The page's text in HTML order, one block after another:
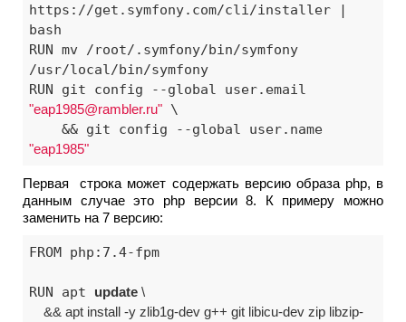
https://get.symfony.com/cli/installer |
bash
RUN mv /root/.symfony/bin/symfony
/usr/local/bin/symfony
"eap1985@rambler.ru" \
"eap1985"
Первая строка может содержать версию образа php, в
данным случае это php версии 8. К примеру можно
заменить на 7 версию:
FROM php:7.4-fpm
RUN apt update \
    && apt install -y zlib1g-dev g++ git libicu-dev zip libzip-